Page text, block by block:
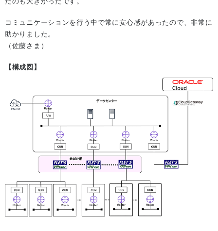
コミュニケーションを行う中で常に安心感があったので、非常に
助かりました。
（佐藤さま）
【構成図】